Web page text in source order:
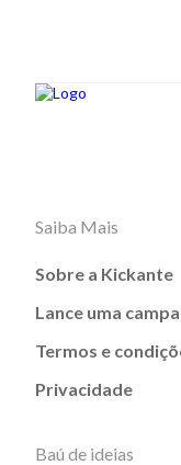
Saiba Mais
Sobre a Kickante
Lance uma
Termos e
Privacidade
Baú de ideias